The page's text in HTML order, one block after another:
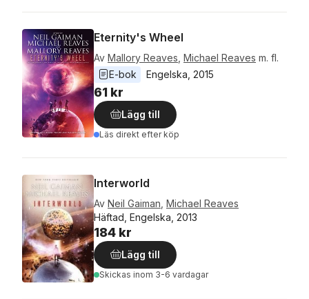
Eternity's Wheel
Av Mallory Reaves Michael Reaves m. fl.
E-bok
Engelska 2015
61 kr
Lägg till
Läs direkt efter köp
Interworld
Av Neil Gaiman Michael Reaves
Häftad, Engelska, 2013
184 kr
Lägg till
Skickas inom 3-6 vardagar